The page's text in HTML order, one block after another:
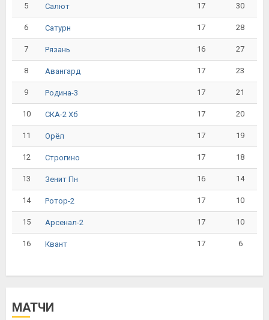
5 Салют 17 30
6 Сатурн 17 28
7 Рязань 16 27
8 Авангард 17 23
9 Родина-3 17 21
10 СКА-2 Хб 17 20
11 Орёл 17 19
12 Строгино 17 18
13 Зенит Пн 16 14
14 Ротор-2 17 10
15 Арсенал-2 17 10
16 Квант 17 6
МАТЧИ